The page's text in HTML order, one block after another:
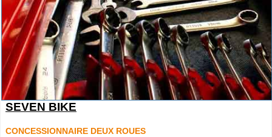
SEVEN BIKE
CONCESSIONNAIRE DEUX ROUES